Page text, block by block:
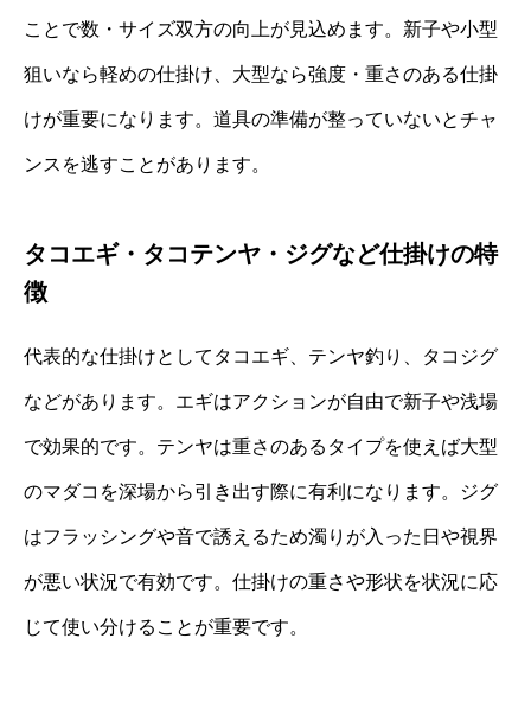
ことで数・サイズ双方の向上が見込めます。新子や小型
狙いなら軽めの仕掛け、大型なら強度・重さのある仕掛
けが重要になります。道具の準備が整っていないとチャ
ンスを逃すことがあります。
タコエギ・タコテンヤ・ジグなど仕掛けの特
徴
代表的な仕掛けとしてタコエギ、テンヤ釣り、タコジグ
などがあります。エギはアクションが自由で新子や浅場
で効果的です。テンヤは重さのあるタイプを使えば大型
のマダコを深場から引き出す際に有利になります。ジグ
はフラッシングや音で誘えるため濁りが入った日や視界
が悪い状況で有効です。仕掛けの重さや形状を状況に応
じて使い分けることが重要です。